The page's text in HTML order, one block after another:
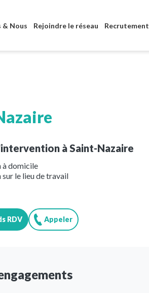
& Nous Rejoindre le réseau Recrutement
à Saint-Nazaire
à domicile
le lieu de travail
RDV Appeler